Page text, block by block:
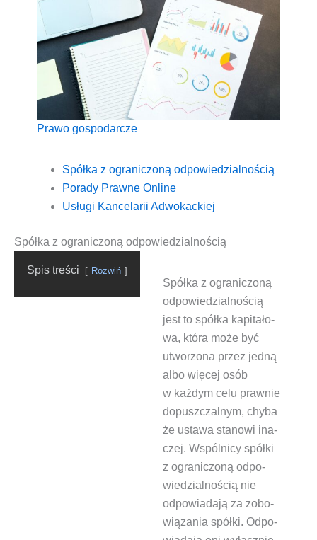
Pra­wo gospodarcze
Spół­ka z ogra­ni­czo­ną odpowiedzialnością
Pora­dy Praw­ne Online
Usłu­gi Kan­ce­la­rii Adwokackiej
Spółka z ograniczoną odpowiedzialnością
Spis tre­ści Roz­wiń
Spół­ka z ogra­ni­czo­ną
odpo­wie­dzial­no­ścią
jest to spół­ka kapi­ta­ło­
wa, któ­ra może być
utwo­rzo­na przez jed­ną
albo wię­cej osób
w każ­dym celu praw­nie
dopusz­czal­nym, chy­ba
że usta­wa sta­no­wi ina­
czej. Wspól­ni­cy spół­ki
z ogra­ni­czo­ną odpo­
wie­dzial­no­ścią nie
odpo­wia­da­ją za zobo­
wią­za­nia spół­ki. Odpo­